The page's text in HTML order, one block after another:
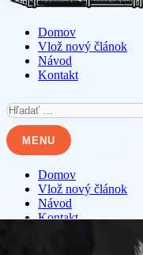
Domov
Vlož nový článok
Návod
Kontakt
Hľadať:
MENU
Domov
Vlož nový článok
Návod
Kontakt